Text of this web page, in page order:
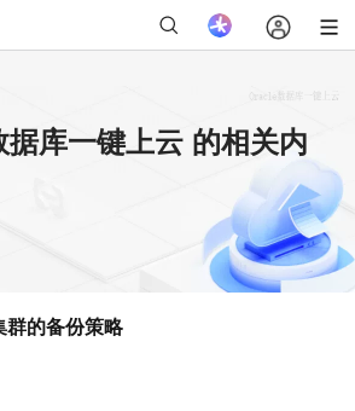
库一键上云 的相关内
的备份策略